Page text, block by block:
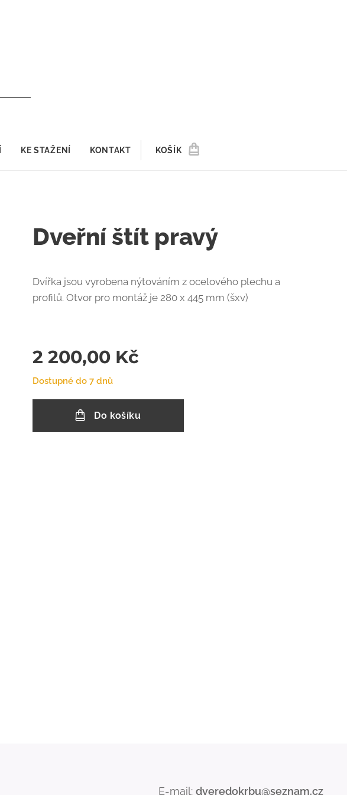
KE STAŽENÍ KONTAKT KOŠÍK
Dveřní štít pravý
Dvířka jsou vyrobena nýtováním z ocelového plechu a
profilů. Otvor pro montáž je 280 x 445 mm (šxv)
2 200,00 Kč
Dostupné do 7 dnů
Do košíku
E-mail: dveredokrbu@seznam.cz